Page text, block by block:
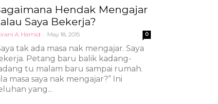
Hendak Mengajar
Saya Bekerja?
A. Hamid - May 18, 2015 0
tak ada masa nak mengajar. Saya
Petang baru balik kadang-
tu malam baru sampai rumah.
masa saya nak mengajar?” Ini
yang...